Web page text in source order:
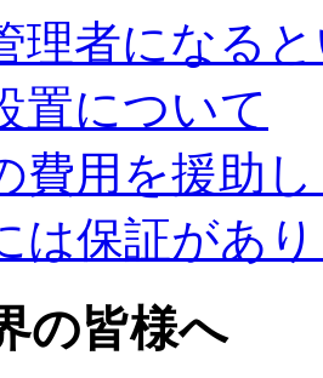
理者になる
置について
費用を援助
は保証があ
の皆様へ